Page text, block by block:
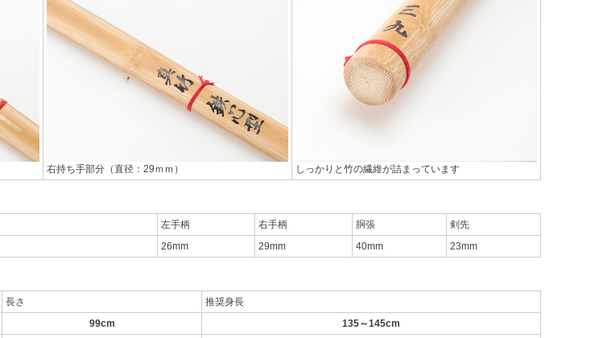
右持ち手部分（直径：29ｍｍ） しっかりと竹の繊維が詰まっています
左手柄 右手柄 胴張
剣先
26mm 29mm 40mm 23mm
長さ
推奨身長
99cm
135～145cm